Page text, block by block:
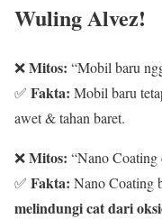
Wuling Alvez!
❌Mitos: “Mobil baru
✅ Fakta: Mobil baru
awet & tahan baret.
❌Mitos: “Nano
✅ Fakta: Nano Coating
melindungi cat dari